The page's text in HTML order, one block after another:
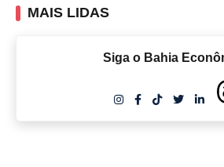
MAIS LIDAS
Siga o Bahia